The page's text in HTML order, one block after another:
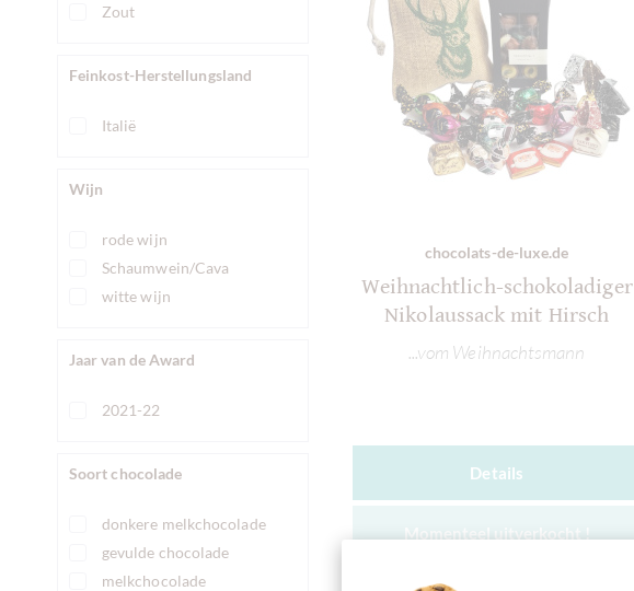
Zout
Feinkost-Herstellungsland
Italië
Wijn
rode wijn
Schaumwein/Cava
witte wijn
Jaar van de Award
2021-22
Soort chocolade
donkere melkchocolade
gevulde chocolade
melkchocolade
chocolats-de-luxe.de
Weihnachtlich-schokoladiger
Nikolaussack mit Hirsch
...vom Weihnachtsmann
Details
Momenteel uitverkocht !